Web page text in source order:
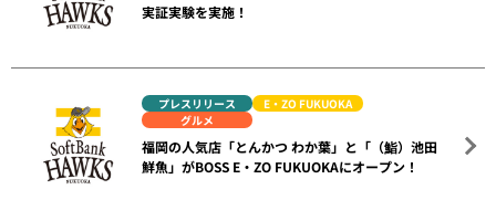
実証実験を実施！
プレスリリース
E・ZO FUKUOKA
グルメ
福岡の人気店「とんかつ わか葉」と「（鮨）池田
鮮魚」がBOSS E・ZO FUKUOKAにオープン！